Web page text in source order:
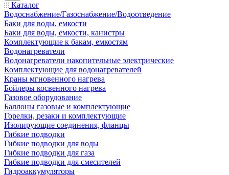
Каталог
Водоснабжение/Газоснабжение/Водоотведение
Баки для воды, емкости
Баки для воды, емкости, канистры
Комплектующие к бакам, емкостям
Водонагреватели
Водонагреватели накопительные электрические
Комплектующие для водонагревателей
Краны мгновенного нагрева
Бойлеры косвенного нагрева
Газовое оборудование
Баллоны газовые и комплектующие
Горелки, резаки и комплектующие
Изолирующие соединения, фланцы
Гибкие подводки
Гибкие подводки для воды
Гибкие подводки для газа
Гибкие подводки для смесителей
Гидроаккумуляторы